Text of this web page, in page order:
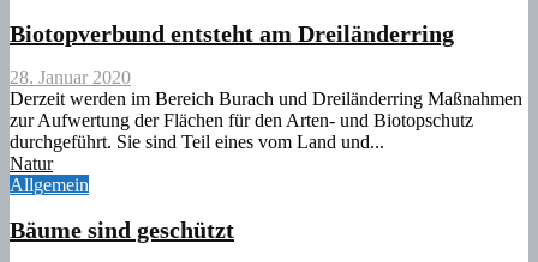
Biotopverbund entsteht am Dreiländerring
28. Januar 2020
Derzeit werden im Bereich Burach und Dreiländerring Maßnahmen
zur Aufwertung der Flächen für den Arten- und Biotopschutz
durchgeführt. Sie sind Teil eines vom Land und...
Natur
Allgemein
Bäume sind geschützt